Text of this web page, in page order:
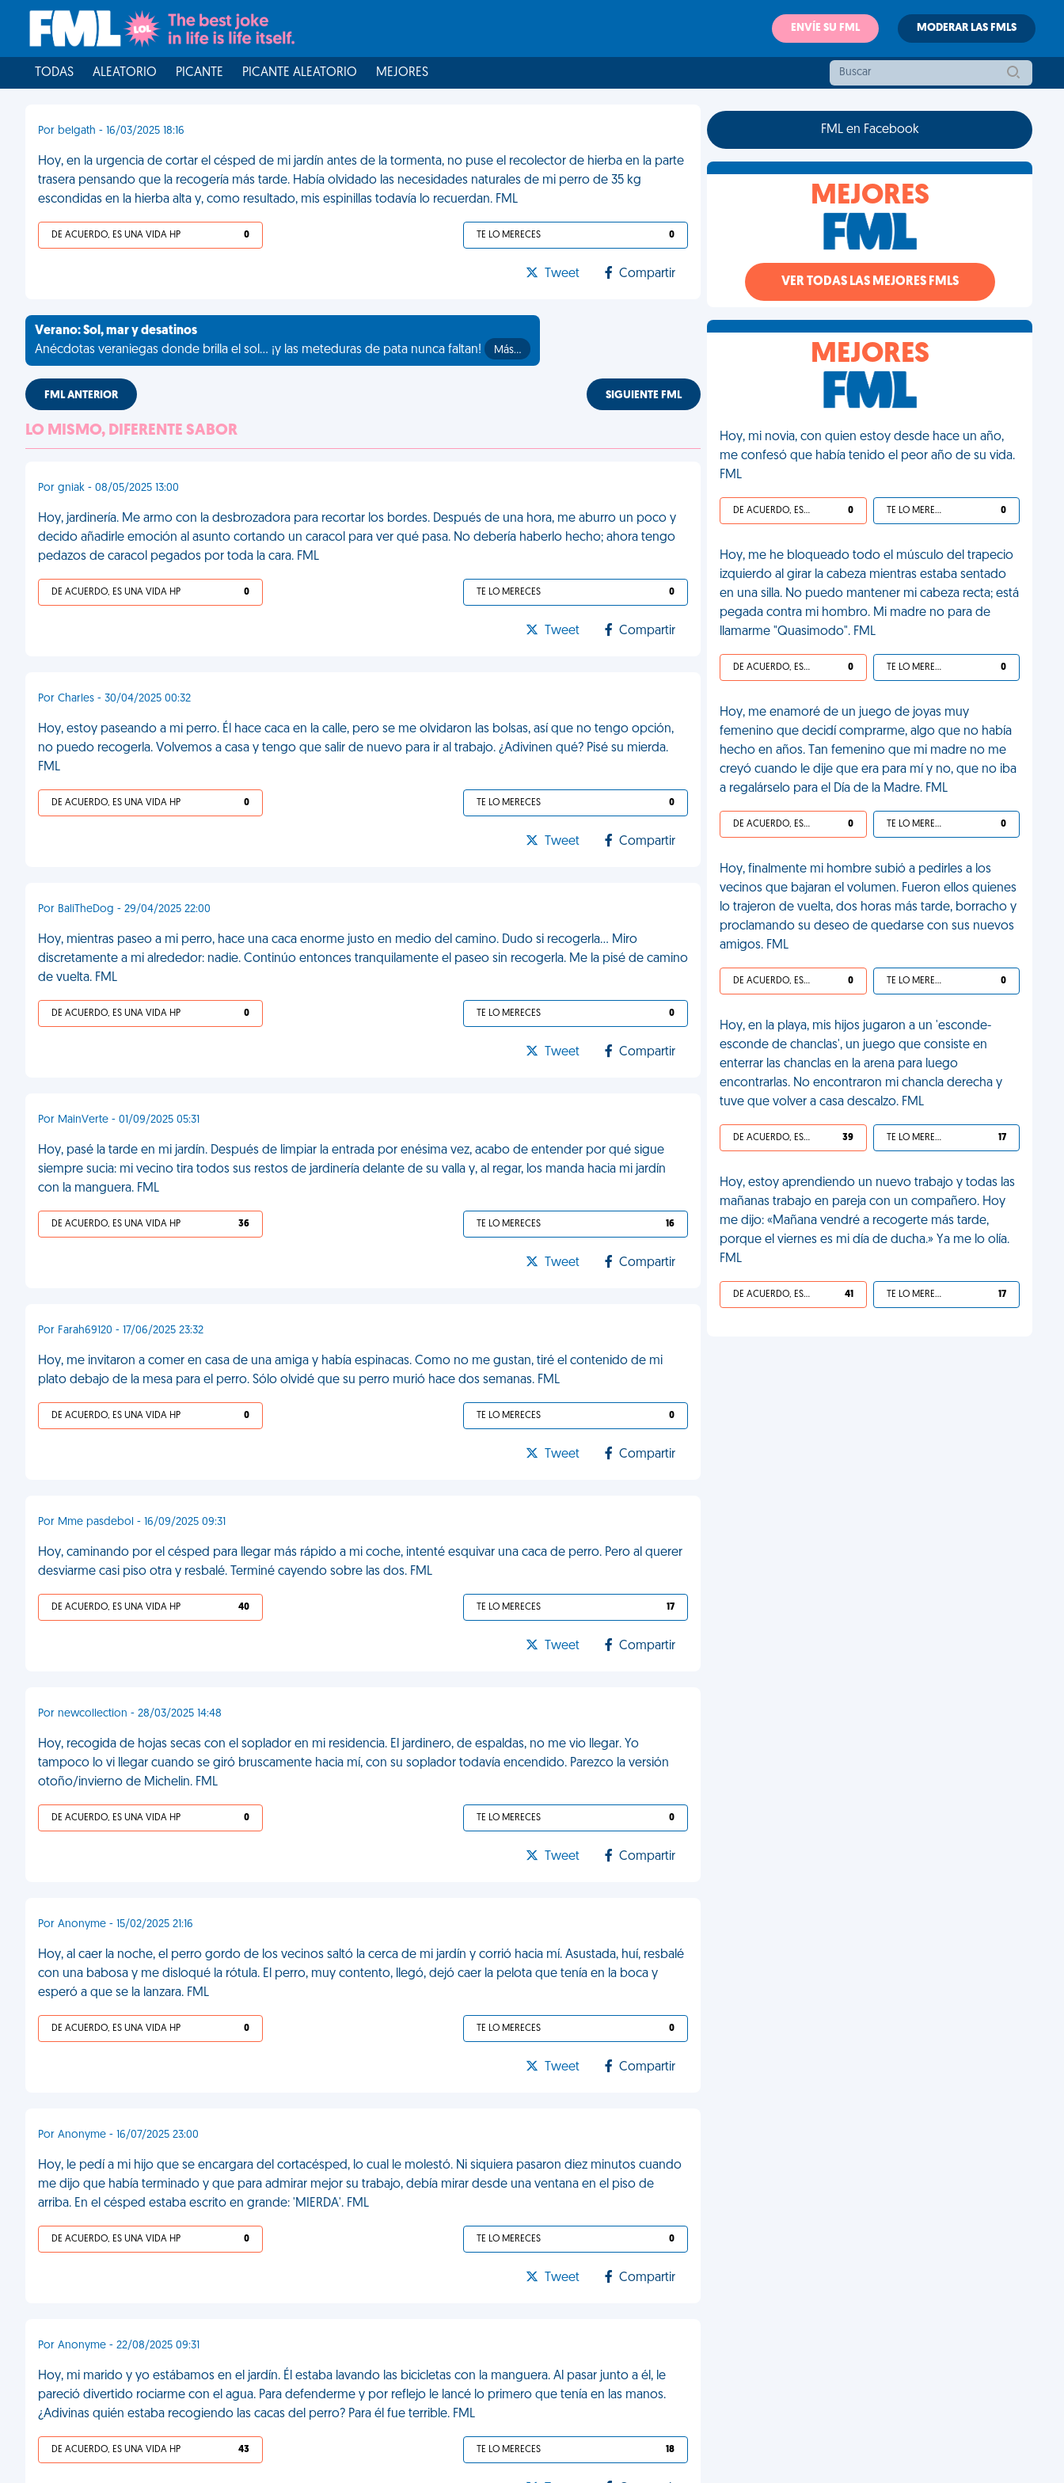
ENVÍE SU FML MODERAR LAS FMLS
TODAS ALEATORIO PICANTE PICANTE ALEATORIO MEJORES
Por belgath - 16/03/2025 18:16
Hoy, en la urgencia de cortar el césped de mi jardín antes de la tormenta, no puse el recolector de hierba en la parte
trasera pensando que la recogería más tarde. Había olvidado las necesidades naturales de mi perro de 35 kg
escondidas en la hierba alta y, como resultado, mis espinillas todavía lo recuerdan. FML
DE ACUERDO, ES UNA VIDA HP 0 TE LO MERECES 0
Tweet Compartir
Verano: Sol, mar y desatinos
Anécdotas veraniegas donde brilla el sol... ¡y las meteduras de pata nunca faltan!
Más…
FML ANTERIOR SIGUIENTE FML
LO MISMO, DIFERENTE SABOR
Por gniak - 08/05/2025 13:00
Hoy, jardinería. Me armo con la desbrozadora para recortar los bordes. Después de una hora, me aburro un poco y
decido añadirle emoción al asunto cortando un caracol para ver qué pasa. No debería haberlo hecho; ahora tengo
pedazos de caracol pegados por toda la cara. FML
DE ACUERDO, ES UNA VIDA HP 0 TE LO MERECES 0
Tweet Compartir
Por Charles - 30/04/2025 00:32
Hoy, estoy paseando a mi perro. Él hace caca en la calle, pero se me olvidaron las bolsas, así que no tengo opción,
no puedo recogerla. Volvemos a casa y tengo que salir de nuevo para ir al trabajo. ¿Adivinen qué? Pisé su mierda.
FML
DE ACUERDO, ES UNA VIDA HP 0 TE LO MERECES 0
Tweet Compartir
Por BaliTheDog - 29/04/2025 22:00
Hoy, mientras paseo a mi perro, hace una caca enorme justo en medio del camino. Dudo si recogerla... Miro
discretamente a mi alrededor: nadie. Continúo entonces tranquilamente el paseo sin recogerla. Me la pisé de camino
de vuelta. FML
DE ACUERDO, ES UNA VIDA HP 0 TE LO MERECES 0
Tweet Compartir
Por MainVerte - 01/09/2025 05:31
Hoy, pasé la tarde en mi jardín. Después de limpiar la entrada por enésima vez, acabo de entender por qué sigue
siempre sucia: mi vecino tira todos sus restos de jardinería delante de su valla y, al regar, los manda hacia mi jardín
con la manguera. FML
DE ACUERDO, ES UNA VIDA HP 36 TE LO MERECES 16
Tweet Compartir
Por Farah69120 - 17/06/2025 23:32
Hoy, me invitaron a comer en casa de una amiga y había espinacas. Como no me gustan, tiré el contenido de mi
plato debajo de la mesa para el perro. Sólo olvidé que su perro murió hace dos semanas. FML
DE ACUERDO, ES UNA VIDA HP 0 TE LO MERECES 0
Tweet Compartir
Por Mme pasdebol - 16/09/2025 09:31
Hoy, caminando por el césped para llegar más rápido a mi coche, intenté esquivar una caca de perro. Pero al querer
desviarme casi piso otra y resbalé. Terminé cayendo sobre las dos. FML
DE ACUERDO, ES UNA VIDA HP 40 TE LO MERECES 17
Tweet Compartir
Por newcollection - 28/03/2025 14:48
Hoy, recogida de hojas secas con el soplador en mi residencia. El jardinero, de espaldas, no me vio llegar. Yo
tampoco lo vi llegar cuando se giró bruscamente hacia mí, con su soplador todavía encendido. Parezco la versión
otoño/invierno de Michelin. FML
DE ACUERDO, ES UNA VIDA HP 0 TE LO MERECES 0
Tweet Compartir
Por Anonyme - 15/02/2025 21:16
Hoy, al caer la noche, el perro gordo de los vecinos saltó la cerca de mi jardín y corrió hacia mí. Asustada, huí, resbalé
con una babosa y me disloqué la rótula. El perro, muy contento, llegó, dejó caer la pelota que tenía en la boca y
esperó a que se la lanzara. FML
DE ACUERDO, ES UNA VIDA HP 0 TE LO MERECES 0
Tweet Compartir
Por Anonyme - 16/07/2025 23:00
Hoy, le pedí a mi hijo que se encargara del cortacésped, lo cual le molestó. Ni siquiera pasaron diez minutos cuando
me dijo que había terminado y que para admirar mejor su trabajo, debía mirar desde una ventana en el piso de
arriba. En el césped estaba escrito en grande: 'MIERDA'. FML
DE ACUERDO, ES UNA VIDA HP 0 TE LO MERECES 0
Tweet Compartir
Por Anonyme - 22/08/2025 09:31
Hoy, mi marido y yo estábamos en el jardín. Él estaba lavando las bicicletas con la manguera. Al pasar junto a él, le
pareció divertido rociarme con el agua. Para defenderme y por reflejo le lancé lo primero que tenía en las manos.
¿Adivinas quién estaba recogiendo las cacas del perro? Para él fue terrible. FML
DE ACUERDO, ES UNA VIDA HP 43 TE LO MERECES 18
FML en Facebook
MEJORES
VER TODAS LAS MEJORES FMLS
MEJORES
Hoy, mi novia, con quien estoy desde hace un año,
me confesó que había tenido el peor año de su vida.
FML
DE ACUERDO, ES UNA VIDA HP 0 TE LO MERECES 0
Hoy, me he bloqueado todo el músculo del trapecio
izquierdo al girar la cabeza mientras estaba sentado
en una silla. No puedo mantener mi cabeza recta; está
pegada contra mi hombro. Mi madre no para de
llamarme "Quasimodo". FML
DE ACUERDO, ES UNA VIDA HP 0 TE LO MERECES 0
Hoy, me enamoré de un juego de joyas muy
femenino que decidí comprarme, algo que no había
hecho en años. Tan femenino que mi madre no me
creyó cuando le dije que era para mí y no, que no iba
a regalárselo para el Día de la Madre. FML
DE ACUERDO, ES UNA VIDA HP 0 TE LO MERECES 0
Hoy, finalmente mi hombre subió a pedirles a los
vecinos que bajaran el volumen. Fueron ellos quienes
lo trajeron de vuelta, dos horas más tarde, borracho y
proclamando su deseo de quedarse con sus nuevos
amigos. FML
DE ACUERDO, ES UNA VIDA HP 0 TE LO MERECES 0
Hoy, en la playa, mis hijos jugaron a un 'esconde-
esconde de chanclas', un juego que consiste en
enterrar las chanclas en la arena para luego
encontrarlas. No encontraron mi chancla derecha y
tuve que volver a casa descalzo. FML
DE ACUERDO, ES UNA VIDA HP 39 TE LO MERECES 17
Hoy, estoy aprendiendo un nuevo trabajo y todas las
mañanas trabajo en pareja con un compañero. Hoy
me dijo: «Mañana vendré a recogerte más tarde,
porque el viernes es mi día de ducha.» Ya me lo olía.
FML
DE ACUERDO, ES UNA VIDA HP 41 TE LO MERECES 17